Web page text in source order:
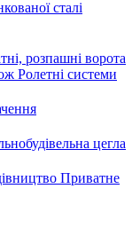
сталі
розпашні ворота
Ролетні системи
цегла
Приватне